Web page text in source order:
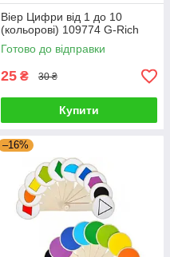
Віер Цифри від 1 до 10
(кольорові) 109774 G-Rich
Готово до відправки
25 ₴ 30 ₴
Купити
–16%